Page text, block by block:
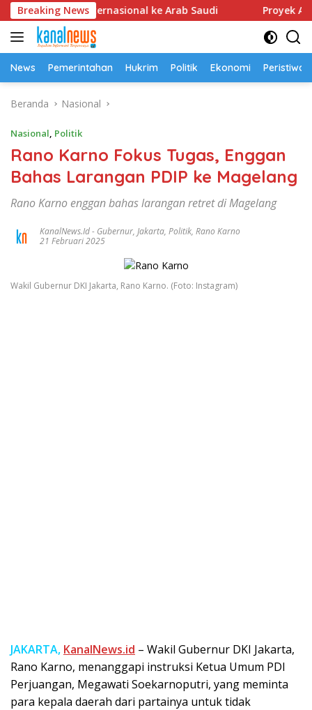
Langsung
ke
konten
Breaking News
Internasional ke Arab Saudi Proyek Air Minum
News Pemerintahan Hukrim Politik Ekonomi Peristiwa
Beranda Nasional
Nasional, Politik
Rano Karno Fokus Tugas, Enggan
Bahas Larangan PDIP ke Magelang
Rano Karno enggan bahas larangan retret di Magelang
KanalNews.id- Gubernur, Jakarta, Politik, Rano Karno
21 Februari 2025
Wakil Gubernur DKI Jakarta, Rano Karno. (Foto: Instagram)
JAKARTA, KanalNews.id – Wakil Gubernur DKI Jakarta,
Rano Karno, menanggapi instruksi Ketua Umum PDI
Perjuangan, Megawati Soekarnoputri, yang meminta
para kepala daerah dari partainya untuk tidak